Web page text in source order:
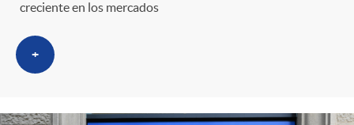
l
a
c
a
o
A
o
creciente en los mercados
+